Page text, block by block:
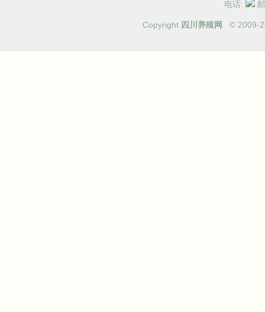
电话:
Copyright 四川养殖网 © 2009-